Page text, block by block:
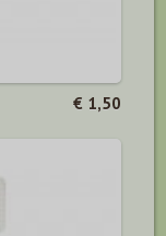
€ 1,50